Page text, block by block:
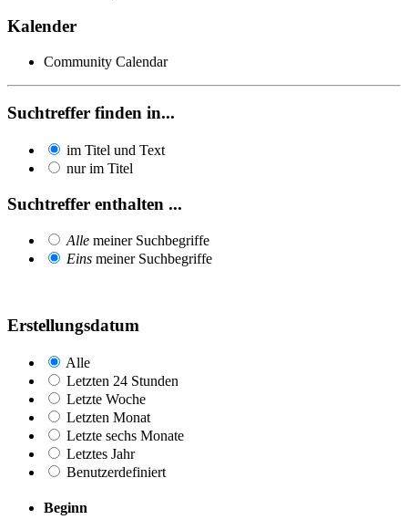
Kalender
Community Calendar
Suchtreffer finden in...
im Titel und Text
nur im Titel
Suchtreffer enthalten ...
Alle meiner Suchbegriffe
Eins meiner Suchbegriffe
Erstellungsdatum
Alle
Letzten 24 Stunden
Letzte Woche
Letzten Monat
Letzte sechs Monate
Letztes Jahr
Benutzerdefiniert
Beginn